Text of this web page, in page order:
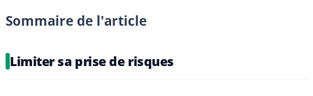
Sommaire de l'article
Limiter sa prise de risques